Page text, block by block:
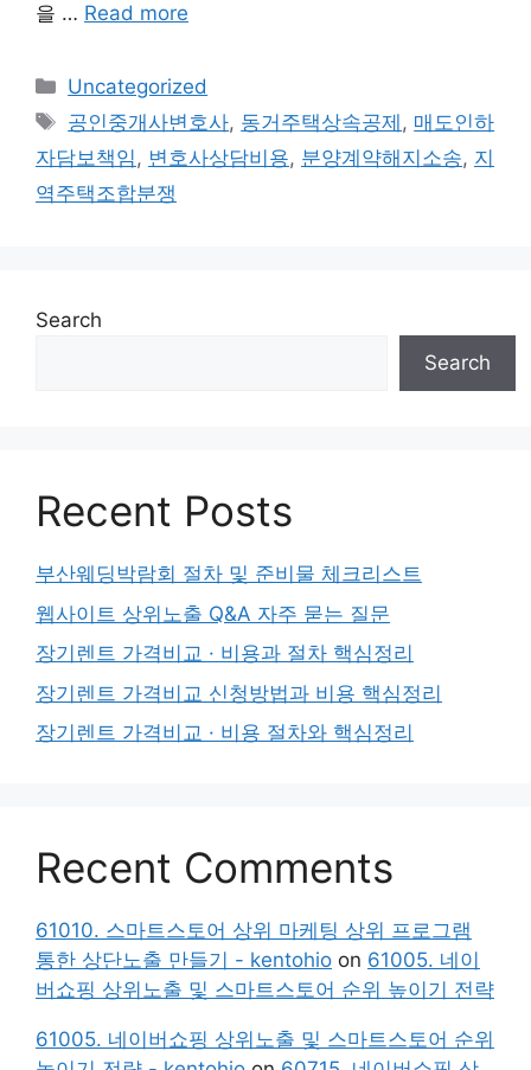
을 … Read more
Categories
Uncategorized
Tags
공인중개사변호사, 동거주택상속공제 , 매도인하
자담보책임, 변호사상담비용, 분양계약해지소송, 지
역주택조합분쟁
Search
Search
Recent Posts
부산웨딩박람회 절차 및 준비물 체크리스트
웹사이트 상위노출 Q&A 자주 묻는 질문
장기렌트 가격비교 · 비용과 절차 핵심정리
장기렌트 가격비교 신청방법과 비용 핵심정리
장기렌트 가격비교 · 비용 절차와 핵심정리
Recent Comments
61010. 스마트스토어 상위 마케팅 상위 프로그램
통한 상단노출 만들기 - kentohio on 61005. 네이
버쇼핑 상위노출 및 스마트스토어 순위 높이기 전략
61005. 네이버쇼핑 상위노출 및 스마트스토어 순위